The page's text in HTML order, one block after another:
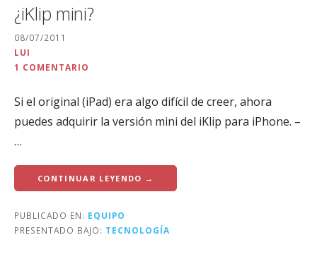
¿iKlip mini?
08/07/2011
LUI
1 COMENTARIO
Si el original (iPad) era algo difícil de creer, ahora
puedes adquirir la versión mini del iKlip para iPhone. –
…
CONTINUAR LEYENDO →
PUBLICADO EN: EQUIPO
PRESENTADO BAJO: TECNOLOGÍA